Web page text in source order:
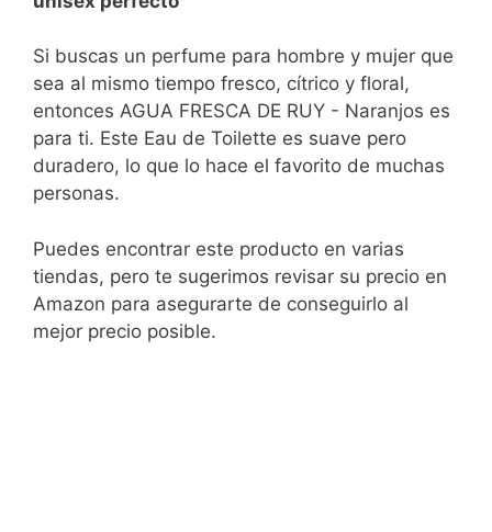
Si buscas un perfume para hombre y mujer que
sea al mismo tiempo fresco, cítrico y floral,
entonces AGUA FRESCA DE RUY - Naranjos es
para ti. Este Eau de Toilette es suave pero
duradero, lo que lo hace el favorito de muchas
personas.
Puedes encontrar este producto en varias
tiendas, pero te sugerimos revisar su precio en
Amazon para asegurarte de conseguirlo al
mejor precio posible.